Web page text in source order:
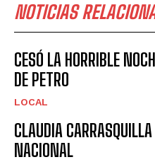
NOTICIAS
CESÓ LA HORRIBLE
DE PETRO
LOCAL
CLAUDIA
NACIONAL